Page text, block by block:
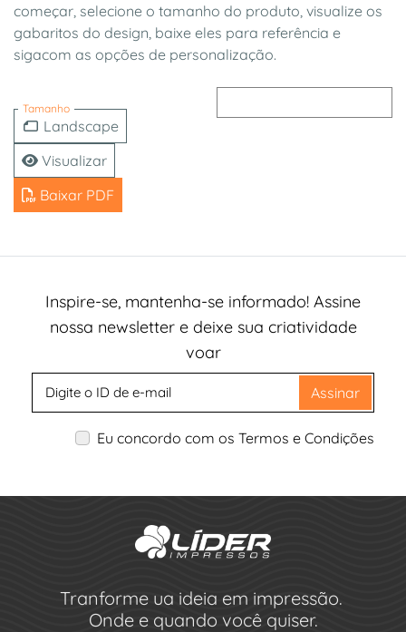
começar, selecione o tamanho do produto, visualize os
gabaritos do design, baixe eles para referência e
sigacom as opções de personalização.
Tamanho
Landscape
Visualizar
Baixar PDF
Inspire-se, mantenha-se informado! Assine
nossa newsletter e deixe sua criatividade
voar
Assinar
Eu concordo com os Termos e Condições
Tranforme ua ideia em impressão.
Onde e quando você quiser.